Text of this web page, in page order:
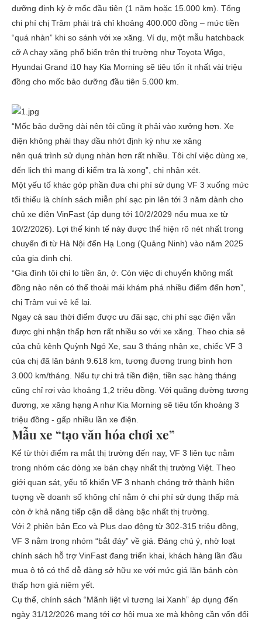
dưỡng định kỳ ở mốc đầu tiên (1 năm hoặc 15.000 km). Tổng
chi phí chị Trâm phải trả chỉ khoảng 400.000 đồng – mức tiền
“quá nhàn” khi so sánh với xe xăng. Ví dụ, một mẫu hatchback
cỡ A chạy xăng phổ biến trên thị trường như Toyota Wigo,
Hyundai Grand i10 hay Kia Morning sẽ tiêu tốn ít nhất vài triệu
đồng cho mốc bảo dưỡng đầu tiên 5.000 km.
“Mốc bảo dưỡng dài nên tôi cũng ít phải vào xưởng hơn. Xe
điện không phải thay dầu nhớt định kỳ như xe xăng
nên quá trình sử dụng nhàn hơn rất nhiều. Tôi chỉ việc dùng xe,
đến lịch thì mang đi kiểm tra là xong”, chị nhận xét.
Một yếu tố khác góp phần đưa chi phí sử dụng VF 3 xuống mức
tối thiểu là chính sách miễn phí sạc pin lên tới 3 năm dành cho
chủ xe điện VinFast (áp dụng tới 10/2/2029 nếu mua xe từ
10/2/2026). Lợi thế kinh tế này được thể hiện rõ nét nhất trong
chuyến đi từ Hà Nội đến Hạ Long (Quảng Ninh) vào năm 2025
của gia đình chị.
“Gia đình tôi chỉ lo tiền ăn, ở. Còn việc di chuyển không mất
đồng nào nên có thể thoải mái khám phá nhiều điểm đến hơn”,
chị Trâm vui vẻ kể lại.
Ngay cả sau thời điểm được ưu đãi sạc, chi phí sạc điện vẫn
được ghi nhận thấp hơn rất nhiều so với xe xăng. Theo chia sẻ
của chủ kênh Quỳnh Ngó Xe, sau 3 tháng nhận xe, chiếc VF 3
của chị đã lăn bánh 9.618 km, tương đương trung bình hơn
3.000 km/tháng. Nếu tự chi trả tiền điện, tiền sạc hàng tháng
cũng chỉ rơi vào khoảng 1,2 triệu đồng. Với quãng đường tương
đương, xe xăng hạng A như Kia Morning sẽ tiêu tốn khoảng 3
triệu đồng - gấp nhiều lần xe điện.
Mẫu xe “tạo văn hóa chơi xe”
Kể từ thời điểm ra mắt thị trường đến nay, VF 3 liên tục nằm
trong nhóm các dòng xe bán chạy nhất thị trường Việt. Theo
giới quan sát, yếu tố khiến VF 3 nhanh chóng trở thành hiện
tượng về doanh số không chỉ nằm ở chi phí sử dụng thấp mà
còn ở khả năng tiếp cận dễ dàng bậc nhất thị trường.
Với 2 phiên bản Eco và Plus dao động từ 302-315 triệu đồng,
VF 3 nằm trong nhóm “bắt đáy” về giá. Đáng chú ý, nhờ loạt
chính sách hỗ trợ VinFast đang triển khai, khách hàng lần đầu
mua ô tô có thể dễ dàng sở hữu xe với mức giá lăn bánh còn
thấp hơn giá niêm yết.
Cụ thể, chính sách “Mãnh liệt vì tương lai Xanh” áp dụng đến
ngày 31/12/2026 mang tới cơ hội mua xe mà không cần vốn đối